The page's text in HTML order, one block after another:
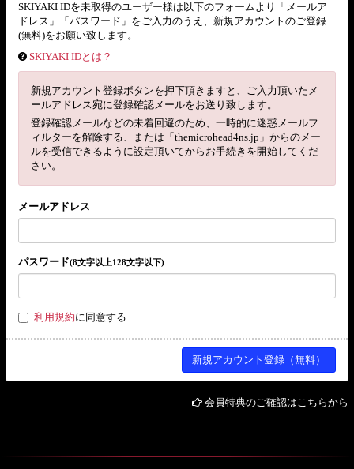
SKIYAKI IDを未取得のユーザー様は以下のフォームより「メールア
ドレス」「パスワード」をご入力のうえ、新規アカウントのご登録
(無料)をお願い致します。
SKIYAKI IDとは？
新規アカウント登録ボタンを押下頂きますと、ご入力頂いたメ
ールアドレス宛に登録確認メールをお送り致します。
登録確認メールなどの未着回避のため、一時的に迷惑メールフ
ィルターを解除する、または「themicrohead4ns.jp」からのメー
ルを受信できるように設定頂いてからお手続きを開始してくだ
さい。
メールアドレス
パスワード(8文字以上128文字以下)
利用規約に同意する
会員特典のご確認はこちらから